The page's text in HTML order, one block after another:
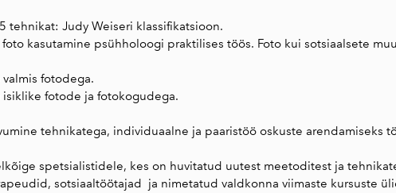
tehnikat: Judy Weiseri klassifikatsioon.
kasutamine psühholoogi praktilises töös. Foto kui sotsiaalsete
fotodega.
isiklike fotode ja fotokogudega.
tehnikatega, individuaalne ja paaristöö oskuste arendamiseks
spetsialistidele, kes on huvitatud uutest meetoditest ja
sotsiaaltöötajad ja nimetatud valdkonna viimaste kursuste